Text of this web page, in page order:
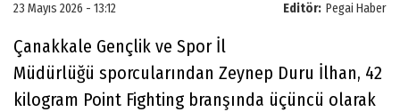
Editör: Pegai Haber
23 Mayıs 2026 - 13:12
Çanakkale Gençlik ve Spor İl
Müdürlüğü sporcularından Zeynep Duru İlhan, 42
kilogram Point Fighting branşında üçüncü olarak